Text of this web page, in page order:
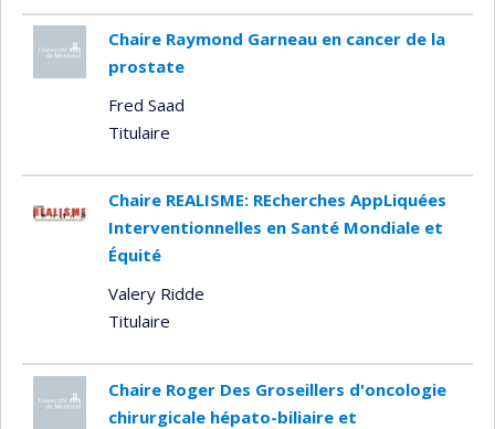
Chaire Raymond Garneau en cancer de la
prostate
Fred Saad
Titulaire
Chaire REALISME: REcherches AppLiquées
Interventionnelles en Santé Mondiale et
Équité
Valery Ridde
Titulaire
Chaire Roger Des Groseillers d'oncologie
chirurgicale hépato-biliaire et